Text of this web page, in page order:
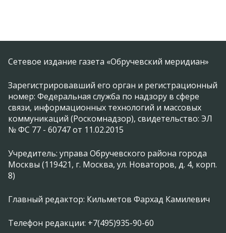
Сетевое издание газета «Обручевский меридиан»
Зарегистрировавший его орган и регистрационный
номер: Федеральная служба по надзору в сфере
связи, информационных технологий и массовых
коммуникаций (Роскомнадзор), свидетельство: ЭЛ
№ ФС 77 - 60747 от 11.02.2015
Учредитель: управа Обручевского района города
Москвы (119421, г. Москва, ул. Новаторов, д. 4, корп.
8)
Главный редактор: Кильметов Фархад Камилевич
Телефон редакции: +7(495)935-90-60